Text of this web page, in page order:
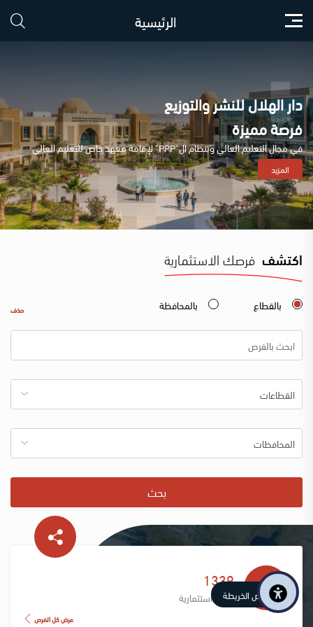
الرئيسية
دار الهلال للنشر والتوزيع
فرصة مميزة
في مجال التعليم العالي وبنظام ال"PPP" لإقامة معهد خاص للتعليم العالي
المزيد
اكتشف فرصك الاستثمارية
بالقطاع بالمحافظة حذف
بحث
1339
فرصة استثمارية
عرض كل الفرص
عرض الخريطة